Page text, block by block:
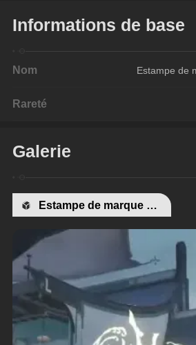
Informations de base
Nom Estampe de
Rareté
Galerie
Estampe de marque de la